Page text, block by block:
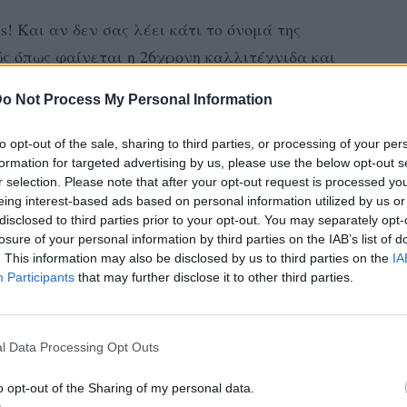
Not Process My Personal Information
opt-out of the sale, sharing to third parties, or processing of your
for targeted advertising by us, please use the below opt-out
selection. Please note that after your opt-out request is processed
interest-based ads based on personal information utilized by us
to third parties prior to your opt-out. You may separately
of your personal information by third parties on the IAB’s list of
This information may also be disclosed by us to third parties on the
Participants that may further disclose it to other third parties.
Data Processing Opt Outs
opt-out of the Sharing of my personal data.
Και αν δεν σας λέει κάτι το όνομά της
φαίνεται η 26χρονη καλλιτέχνιδα και
του Theroux!
του με την Aniston και ο 46χρονος
αγκαλιά. Σύμφωνα με τα δημοσιεύματα
και του περιοδικού «Star» ο Justin όχι
και κολλημένος και έχει εμμονή μαζί
έκανε tag σε μία από τις
πριν ανακοινωθεί ο χωρισμός του με